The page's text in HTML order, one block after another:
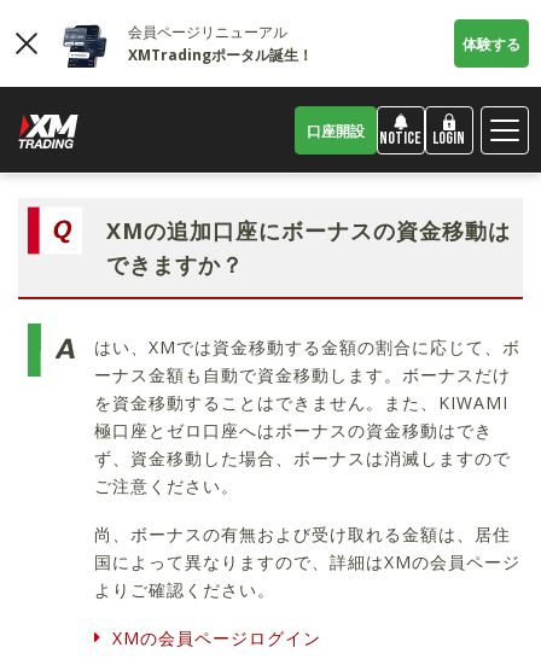
会員ページリニューアル
XMTradingポータル誕生！
体験する
口座開設 NOTICE LOGIN
XMの追加口座にボーナスの資金移動は
できますか？
はい、XMでは資金移動する金額の割合に応じて、ボ
ーナス金額も自動で資金移動します。ボーナスだけ
を資金移動することはできません。また、KIWAMI
極口座とゼロ口座へはボーナスの資金移動はでき
ず、資金移動した場合、ボーナスは消滅しますので
ご注意ください。
尚、ボーナスの有無および受け取れる金額は、居住
国によって異なりますので、詳細はXMの会員ページ
よりご確認ください。
XMの会員ページログイン